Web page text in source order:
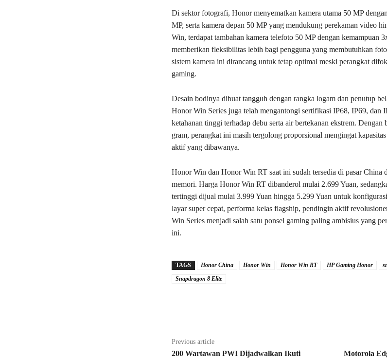
Di sektor fotografi, Honor menyematkan kamera utama 50 MP
MP, serta kamera depan 50 MP yang mendukung perekaman video
Win, terdapat tambahan kamera telefoto 50 MP dengan kemampuan
memberikan fleksibilitas lebih bagi pengguna yang membutuhkan
sistem kamera ini dirancang untuk tetap optimal meski perangkat
gaming.
Desain bodinya dibuat tangguh dengan rangka logam dan penutup
Honor Win Series juga telah mengantongi sertifikasi IP68, IP69, dan
ketahanan tinggi terhadap debu serta air bertekanan ekstrem.
gram, perangkat ini masih tergolong proporsional mengingat
aktif yang dibawanya.
Honor Win dan Honor Win RT saat ini sudah tersedia di pasar China
memori. Harga Honor Win RT dibanderol mulai 2.699 Yuan,
tertinggi dijual mulai 3.999 Yuan hingga 5.299 Yuan untuk
layar super cepat, performa kelas flagship, pendingin aktif
Win Series menjadi salah satu ponsel gaming paling ambisius yang
ini.
TAGS Honor China Honor Win Honor Win RT HP Gaming Honor
Snapdragon 8 Elite
Previous article
200 Wartawan PWI Dijadwalkan Ikuti
Motorola